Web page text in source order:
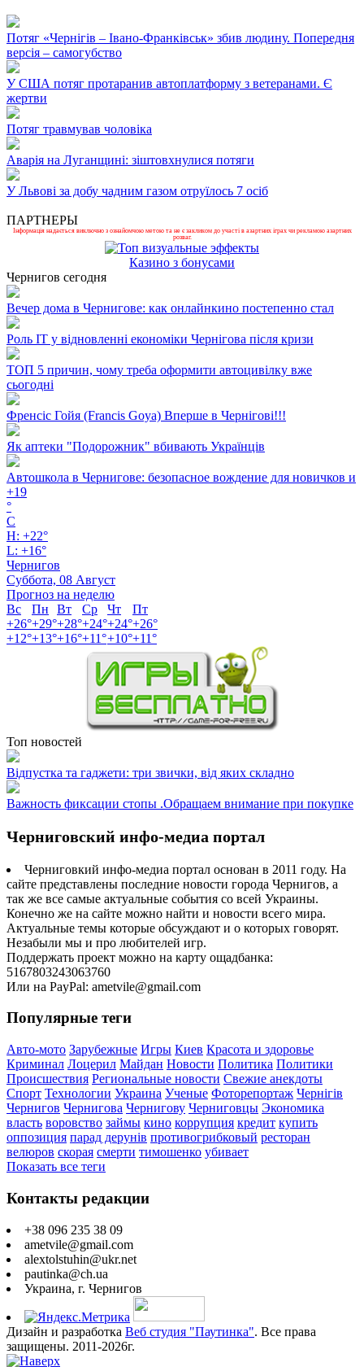
Потяг «Чернігів – Івано-Франківськ» збив людину. Попередня
версія – самогубство
У США потяг протаранив автоплатформу з ветеранами. Є
жертви
Потяг травмував чоловіка
Аварія на Луганщині: зіштовхнулися потяги
У Львові за добу чадним газом отруїлось 7 осіб
ПАРТНЕРЫ
Інформація надається виключно з ознайомчою метою та не є закликом до участі в азартних іграх чи рекламою азартних
розваг.
Казино з бонусами
Чернигов сегодня
Вечер дома в Чернигове: как онлайнкино постепенно стал
Роль ІТ у відновленні економіки Чернігова після кризи
ТОП 5 причин, чому треба оформити автоцивілку вже
сьогодні
Френсіс Гойя (Francis Goya) Вперше в Чернігові!!!
Як аптеки "Подорожник" вбивають Українців
Автошкола в Чернигове: безопасное вождение для новичков и
+19
°
C
H: +22°
L: +16°
Чернигов
Суббота, 08 Август
Прогноз на неделю
Вс
Пн Вт Ср Чт
Пт
+26°+29°+28°+24°+24°+26°
+12°+13°+16°+11°+10°+11°
Топ новостей
Відпустка та гаджети: три звички, від яких складно
Важность фиксации стопы .Обращаем внимание при покупке
Черниговский инфо-медиа портал
Черниговкий инфо-медиа портал основан в 2011 году. На
сайте представлены последние новости города Чернигов, а
так же все самые актуальные события со всей Украины.
Конечно же на сайте можно найти и новости всего мира.
Актуальные темы которые обсуждают и о которых говорят.
Незабыли мы и про любителей игр.
Поддержать проект можно на карту ощадбанка:
5167803243063760
Или на PayPal: ametvile@gmail.com
Популярные теги
Авто-мото Зарубежные Игры Киев Красота и здоровье
Криминал Лоцерил Майдан Новости Политика Политики
Происшествия Региональные новости Свежие анекдоты
Спорт Технологии Украина Ученые Фоторепортаж Чернігів
Чернигов Чернигова Чернигову Черниговцы Экономика
власть воровство займы кино коррупция кредит купить
оппозиция парад дерунів противогрибковый ресторан
велюров скорая смерти тимошенко убивает
Показать все теги
Контакты редакции
+38 096 235 38 09
ametvile@gmail.com
alextolstuhin@ukr.net
pautinka@ch.ua
Украина, г. Чернигов
Дизайн и разработка Веб студия "Паутинка". Все права
защищены. 2011-2026г.